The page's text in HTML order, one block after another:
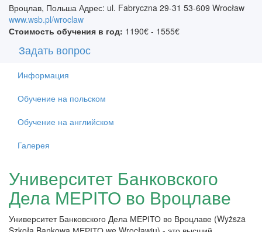
Вроцлав, Польша Адрес: ul. Fabryczna 29-31 53-609 Wrocław
www.wsb.pl/wroclaw
Стоимость обучения в год: 1190€ - 1555€
Задать вопрос
Информация
Обучение на польском
Обучение на английском
Галерея
Университет Банковского
Дела МЕРІТО во Вроцлаве
Университет Банковского Дела МЕРІТО во Вроцлаве (Wyższa